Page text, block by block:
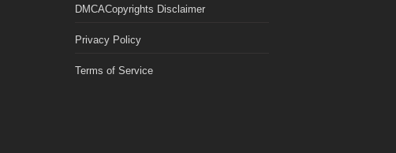
DMCACopyrights Disclaimer
Privacy Policy
Terms of Service